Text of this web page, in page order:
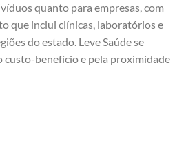
quanto para empresas, com
que inclui clínicas, laboratórios e
do estado. Leve Saúde se
custo-benefício e pela proximidade